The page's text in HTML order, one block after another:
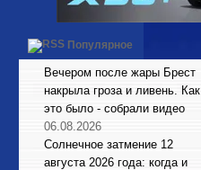
Популярное
Вечером после жары Брест
накрыла гроза и ливень. Как
это было - собрали видео
06.08.2026
Солнечное затмение 12
августа 2026 года: когда и